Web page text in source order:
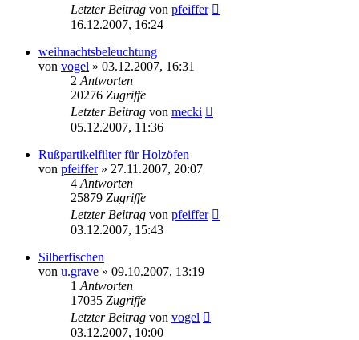
Letzter Beitrag von pfeiffer
16.12.2007, 16:24
weihnachtsbeleuchtung
von vogel » 03.12.2007, 16:31
2 Antworten
20276 Zugriffe
Letzter Beitrag von mecki
05.12.2007, 11:36
Rußpartikelfilter für Holzöfen
von pfeiffer» 27.11.2007, 20:07
4 Antworten
25879 Zugriffe
Letzter Beitrag von pfeiffer
03.12.2007, 15:43
Silberfischen
von u.grave » 09.10.2007, 13:19
1 Antworten
17035 Zugriffe
Letzter Beitrag von vogel
03.12.2007, 10:00